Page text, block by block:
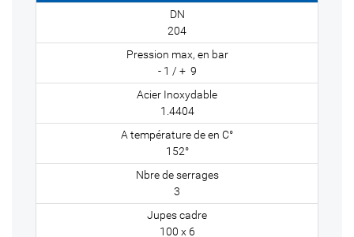
204
- 1 / + 9
1.4404
152°
3
100 x 6